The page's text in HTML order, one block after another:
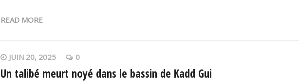
READ MORE
JUIN 20, 2025 0
Un talibé meurt noyé dans le bassin de Kadd Gui